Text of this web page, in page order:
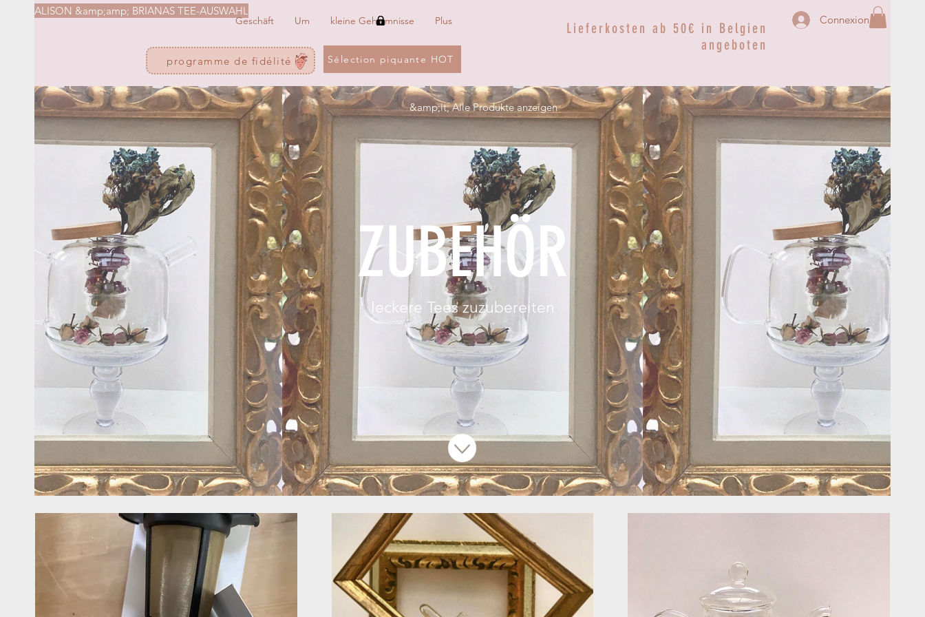
ALISON &amp;amp; BRIANAS TEE-AUSWAHL
Geschäft Um kleine Geheimnisse Plus
programme de fidélité Sélection piquante HOT
Lieferkosten ab 50€ in Belgien
angeboten
Connexion
&amp;lt; Alle Produkte anzeigen
ZUBEHÖR
leckere Tees zuzubereiten